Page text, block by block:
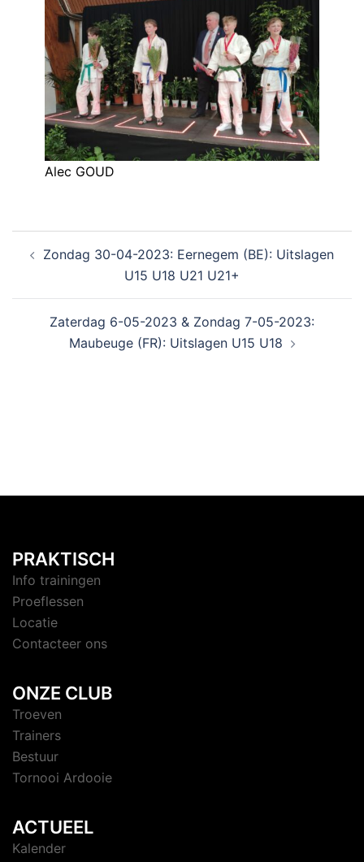
Alec GOUD
Zondag 30-04-2023: Eernegem (BE): Uitslagen
U15 U18 U21 U21+
Zaterdag 6-05-2023 & Zondag 7-05-2023:
Maubeuge (FR): Uitslagen U15 U18
PRAKTISCH
Info trainingen
Proeflessen
Locatie
Contacteer ons
ONZE CLUB
Troeven
Trainers
Bestuur
Tornooi Ardooie
ACTUEEL
Kalender